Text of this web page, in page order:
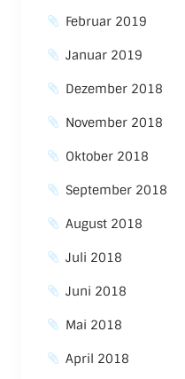
Februar 2019
Januar 2019
Dezember 2018
November 2018
Oktober 2018
September 2018
August 2018
Juli 2018
Juni 2018
Mai 2018
April 2018